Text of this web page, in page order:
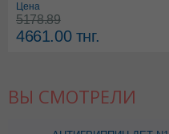
Цена
5178.89
4661.00тнг.
ВЫ СМОТРЕЛИ